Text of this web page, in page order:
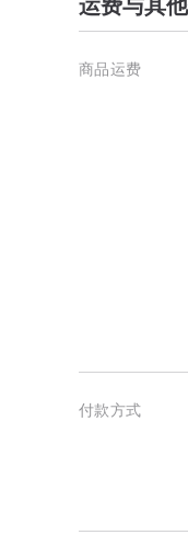
#下订后请于订
#下订后请于
1.消息传钥匙
若无提供照片
cordovan
缝线
商品运费
付款方式